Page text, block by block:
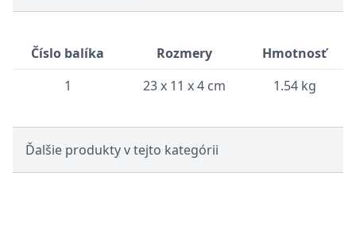
Číslo balíka Rozmery
Hmotnosť
1
23 x 11 x 4 cm 1.54 kg
Ďalšie produkty v tejto kategórii